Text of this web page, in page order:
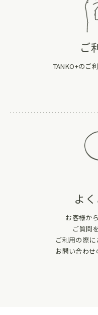
ご
TANKO+のご
よ
お客様か
ご質問
ご利用の際に
お問い合わせ